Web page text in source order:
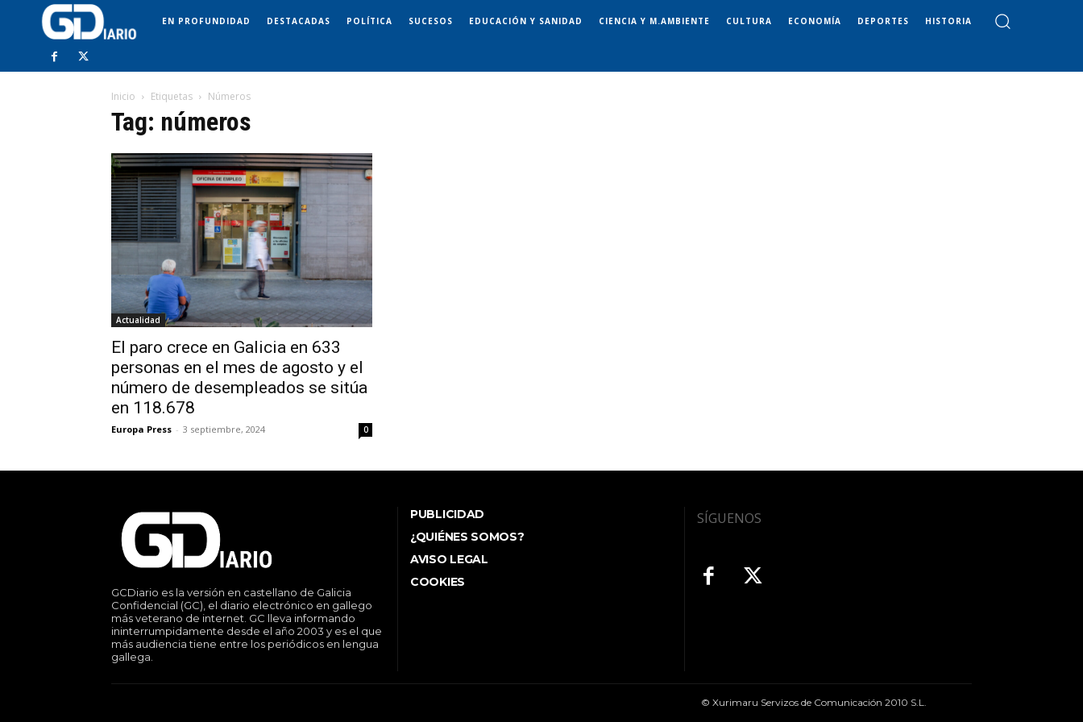
EN PROFUNDIDAD DESTACADAS POLÍTICA SUCESOS EDUCACIÓN Y SANIDAD CIENCIA Y M.AMBIENTE CULTURA ECONOMÍA DEPORTES HISTORIA
Inicio Etiquetas Números
Tag: números
Actualidad
El paro crece en Galicia en 633
personas en el mes de agosto y el
número de desempleados se sitúa
en 118.678
Europa Press - 3 septiembre, 2024 0
GCDiario es la versión en castellano de Galicia
Confidencial (GC), el diario electrónico en gallego
más veterano de internet. GC lleva informando
ininterrumpidamente desde el año 2003 y es el que
más audiencia tiene entre los periódicos en lengua
gallega.
PUBLICIDAD
¿QUIÉNES SOMOS?
AVISO LEGAL
COOKIES
SÍGUENOS
© Xurimaru Servizos de Comunicación 2010 S.L.